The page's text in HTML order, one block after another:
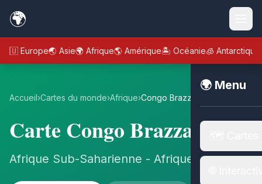
🌍
🇪🇺 Europe🌏 Asie🌍 Afrique🌎 Amérique🏝️ Océanie🧊 Antarctique
🌍 Menu
Accueil›Cartes du monde›Afrique›Congo Brazzaville
Carte Congo Brazzaville
Afrique Sub-Saharienne - Afrique